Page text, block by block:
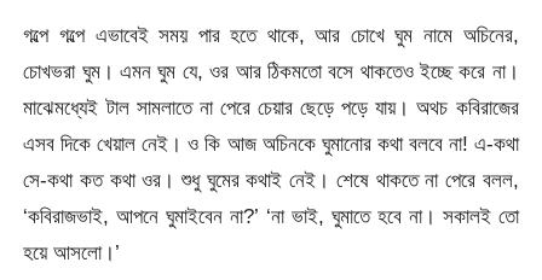
গল্পে গল্পে এভাবেই সময় পার হতে থাকে, আর চোখে ঘুম নামে অচিনের,
চোখভরা ঘুম। এমন ঘুম যে, ওর আর ঠিকমতো বসে থাকতেও ইচ্ছে করে না।
মাঝেমধ্যেই টাল সামলাতে না পেরে চেয়ার ছেড়ে পড়ে যায়। অথচ কবিরাজের
এসব দিকে খেয়াল নেই। ও কি আজ অচিনকে ঘুমানোর কথা বলবে না! এ-কথা
সে-কথা কত কথা ওর। শুধু ঘুমের কথাই নেই। শেষে থাকতে না পেরে বলল,
‘কবিরাজভাই, আপনে ঘুমাইবেন না?’ ‘না ভাই, ঘুমাতে হবে না। সকালই তো
হয়ে আসলো।’